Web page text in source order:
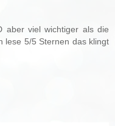
aber viel wichtiger als die
lese 5/5 Sternen das klingt